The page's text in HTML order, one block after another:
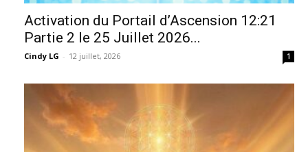
Activation du Portail d’Ascension 12:21
Partie 2 le 25 Juillet 2026...
Cindy LG - 12 juillet, 2026 1